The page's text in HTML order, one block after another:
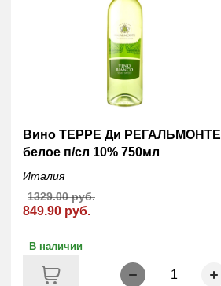
Вино ТЕРРЕ Ди РЕГАЛЬМОНТЕ
белое п/сл 10% 750мл
Италия
849.90 руб.
1329.00 руб.
В наличии
1